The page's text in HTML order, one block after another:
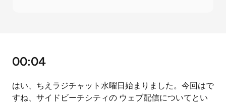
00:04
はい、ちえラジチャット水曜日始まりました。今回はで
すね、サイドビーチシティの ウェブ配信についてとい